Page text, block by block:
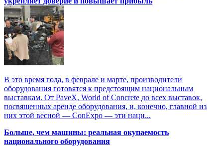
В это время года, в феврале и марте, производители
оборудования готовятся к предстоящим национальным
выставкам. От PaveX, World of Concrete до всех выставок,
посвященных аренде оборудования, и, конечно, главной из
них этой весной — ConExpo — эти наци...
Больше, чем машины: реальная окупаемость
национального оборудования